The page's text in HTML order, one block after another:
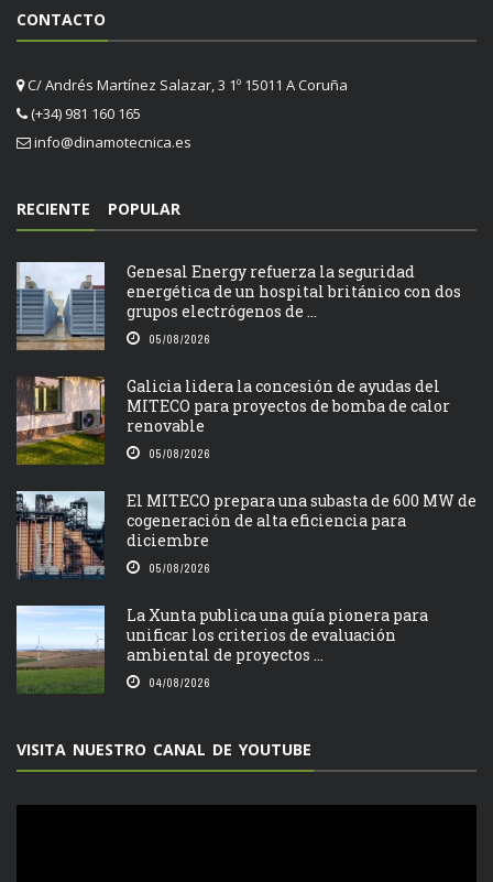
CONTACTO
C/ Andrés Martínez Salazar, 3 1º 15011 A Coruña
(+34) 981 160 165
info@dinamotecnica.es
RECIENTE POPULAR
Genesal Energy refuerza la seguridad
energética de un hospital británico con dos
grupos electrógenos de ...
05/08/2026
Galicia lidera la concesión de ayudas del
MITECO para proyectos de bomba de calor
renovable
05/08/2026
El MITECO prepara una subasta de 600 MW de
cogeneración de alta eficiencia para
diciembre
05/08/2026
La Xunta publica una guía pionera para
unificar los criterios de evaluación
ambiental de proyectos ...
04/08/2026
VISITA NUESTRO CANAL DE YOUTUBE